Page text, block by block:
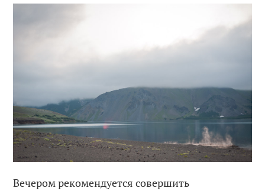
Вечером рекомендуется совершить